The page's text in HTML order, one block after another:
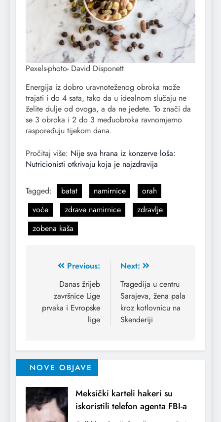
Pexels-photo- David Disponett
Energija iz dobro uravnoteženog obroka može
trajati i do 4 sata, tako da u idealnom slučaju ne
želite dulje od ovoga, a da ne jedete. To znači da
se 3 obroka i 2 do 3 međuobroka ravnomjerno
raspoređuju tijekom dana.
Pročitaj više: Nije sva hrana iz konzerve loša:
Nutricionisti otkrivaju koja je najzdravija
Tagged: batat namirnice
orah
voće
zdrave namirnice
zdravlje
zobena kaša
Previous:
Danas žrijeb
završnice Lige
prvaka i Evropske
lige
Next:
Tragedija u centru
Sarajeva, žena pala
kroz kotlovnicu na
Skenderiji
NOVE OBJAVE
Meksički karteli hakeri su
iskoristili telefon agenta FBI-a